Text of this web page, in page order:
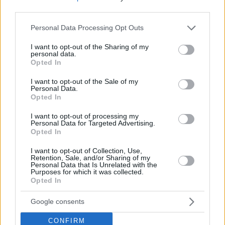
Please note that this website/app uses one or more Google
not limited to your visit or usage behaviour. You may click to
grant or deny consent to Google and its third-party tags to
use your data for below specified purposes in below Google
consent section.
Personal Data Processing Opt Outs
I want to opt-out of the Sharing of my
personal data.
Opted In
I want to opt-out of the Sale of my
Personal Data.
Opted In
I want to opt-out of processing my
Personal Data for Targeted Advertising.
Opted In
I want to opt-out of Collection, Use,
Retention, Sale, and/or Sharing of my
Personal Data that Is Unrelated with the
Purposes for which it was collected.
Opted In
Google consents
CONFIRM